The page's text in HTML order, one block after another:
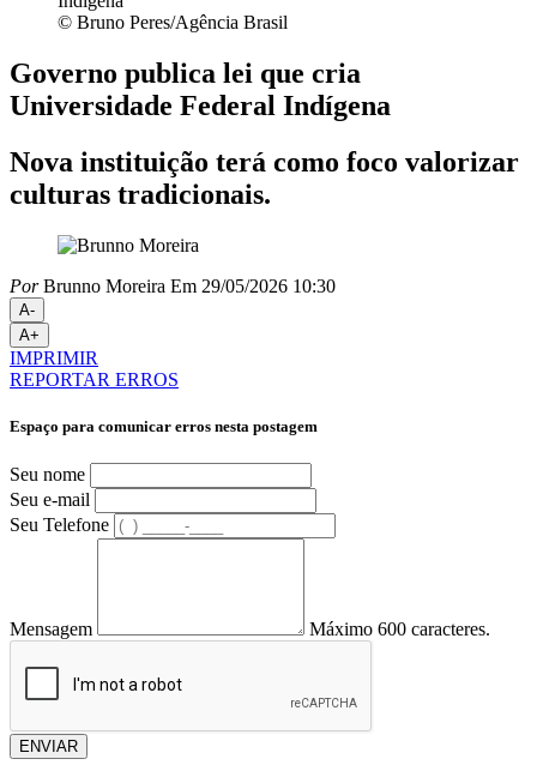
© Bruno Peres/Agência Brasil
Governo publica lei que cria
Universidade Federal Indígena
Nova instituição terá como foco valorizar
culturas tradicionais.
PorBrunno Moreira Em 29/05/2026 10:30
A-
A+
IMPRIMIR
REPORTAR ERROS
Espaço para comunicar erros nesta postagem
Seu nome
Seu e-mail
Seu Telefone
Mensagem Máximo 600 caracteres.
ENVIAR